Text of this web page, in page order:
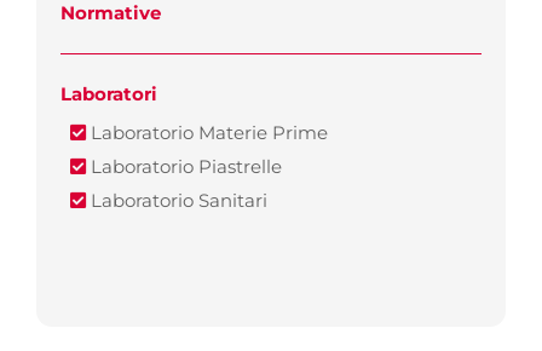
Normative
Laboratori
Laboratorio Materie Prime
Laboratorio Piastrelle
Laboratorio Sanitari